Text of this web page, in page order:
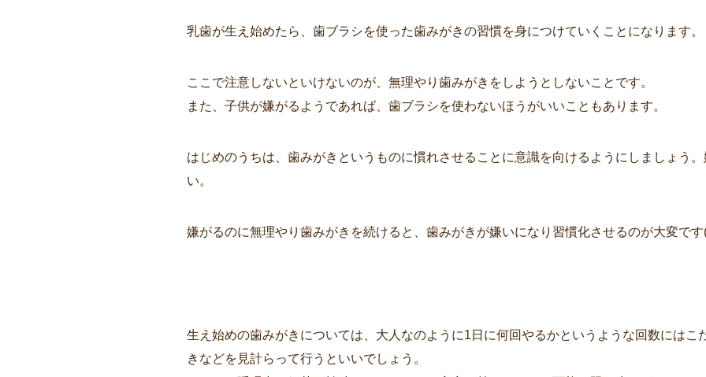
乳歯が生え始めたら、歯ブラシを使った歯みがきの習慣を身につけていくことになります。
ここで注意しないといけないのが、無理やり歯みがきをしようとしないことです。
また、子供が嫌がるようであれば、歯ブラシを使わないほうがいいこともあります。
はじめのうちは、歯みがきというものに慣れさせることに意識を向けるようにしましょう
い。
嫌がるのに無理やり歯みがきを続けると、歯みがきが嫌いになり習慣化させるのが大変です
生え始めの歯みがきについては、大人なのように1日に何回やるかというような回数にはこ
きなどを見計らって行うといいでしょう。